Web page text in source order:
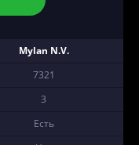
Mylan N.V.
7321
3
Есть